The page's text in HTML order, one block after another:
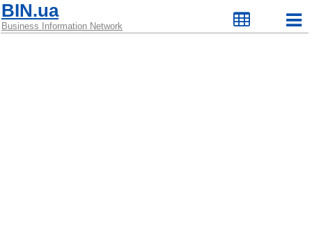
BIN.ua
Business Information Network